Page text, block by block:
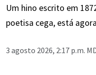
Um hino escrito em
poetisa cega, está
3 agosto 2026, 2:17 p.m.